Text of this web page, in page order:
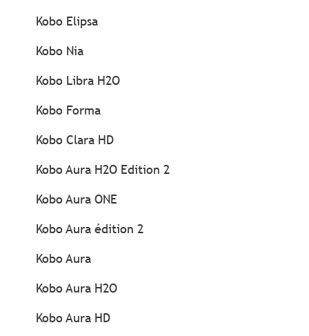
Kobo Elipsa
Kobo Nia
Kobo Libra H2O
Kobo Forma
Kobo Clara HD
Kobo Aura H2O Edition 2
Kobo Aura ONE
Kobo Aura édition 2
Kobo Aura
Kobo Aura H2O
Kobo Aura HD